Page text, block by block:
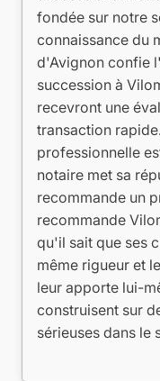
fondée sur notre
connaissance du
d'Avignon confie
succession à
recevront une
transaction
professionnelle
notaire met sa
recommande un
recommande
qu'il sait que ses
même rigueur et
leur apporte lui-
construisent sur
sérieuses dans le